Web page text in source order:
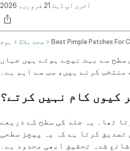
آخری اپ ڈیٹ 21 فروری، 2026
ہوم صحت بلاگ Best Pimple Patches For
سے بہت نیچے ہوتے ہیں جہاں
کرنے ہیں، سب سے اہم ہے۔
کیوں کام نہیں کرتے؟
تھا۔ یہ جلد کی سطح کے ذریعے
تصدیق کرتا ہے کہ یہ پیچز سطحی
شدہ تحقیق ابھی محدود ہے۔